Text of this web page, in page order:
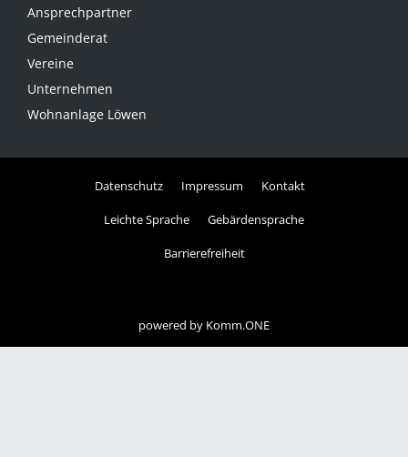
Ansprechpartner
Gemeinderat
Vereine
Unternehmen
Wohnanlage Löwen
Datenschutz Impressum Kontakt
Leichte Sprache Gebärdensprache
Barrierefreiheit
powered by Komm.ONE